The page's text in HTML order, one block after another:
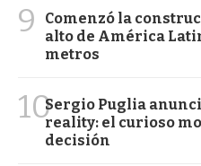
9
Comenzó la
alto de América
metros
10Sergio Puglia
reality: el curioso
decisión